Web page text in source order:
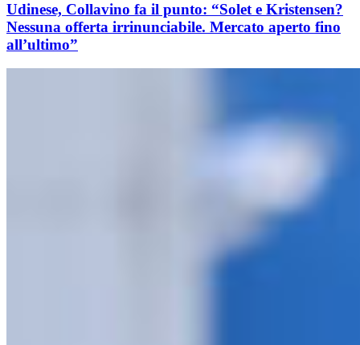
Udinese, Collavino fa il punto: “Solet e Kristensen?
Nessuna offerta irrinunciabile. Mercato aperto fino
all’ultimo”